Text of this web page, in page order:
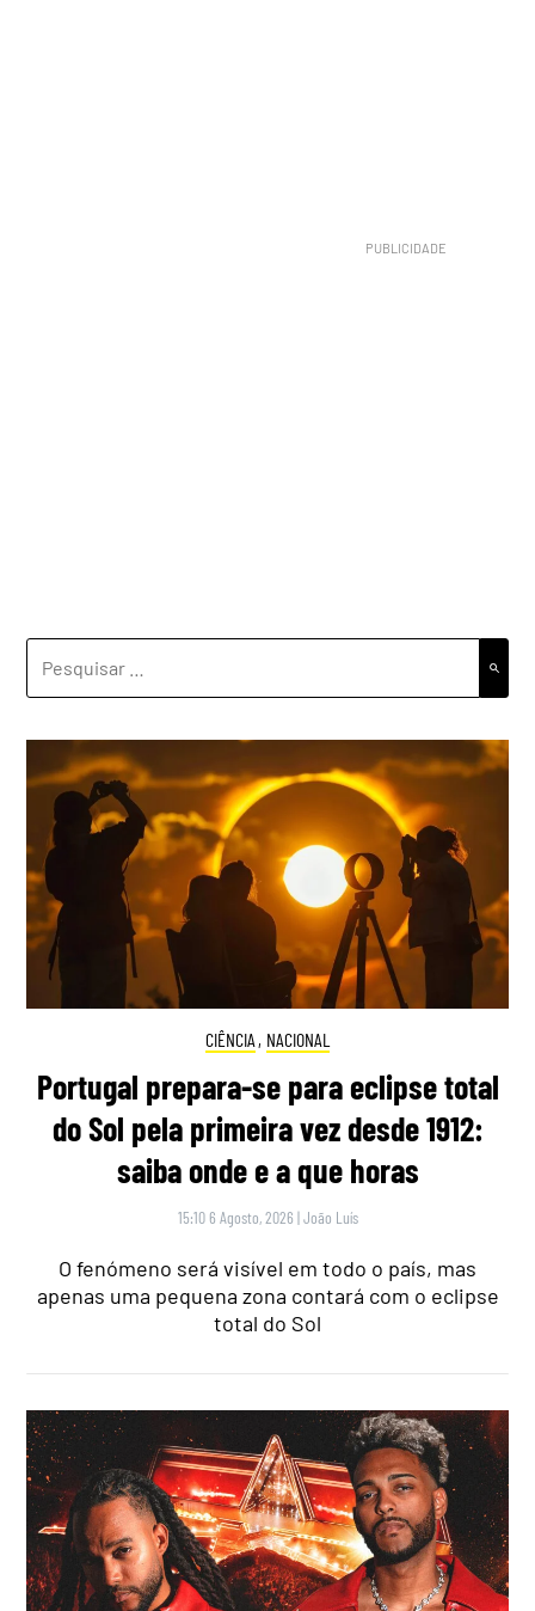
POR:
CIÊNCIA , NACIONAL
Portugal prepara-se para eclipse total
do Sol pela primeira vez desde 1912:
saiba onde e a que horas
15:10 6 Agosto, 2026 |João Luís
O fenómeno será visível em todo o país, mas
apenas uma pequena zona contará com o eclipse
total do Sol